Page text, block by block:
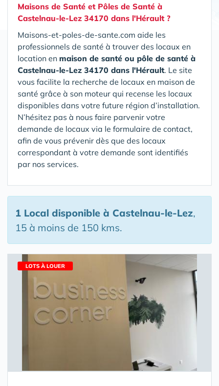
Maisons de Santé et Pôles de Santé à
Castelnau-le-Lez 34170 dans l'Hérault ?
Maisons-et-poles-de-sante.com aide les
professionnels de santé à trouver des locaux en
location en maison de santé ou pôle de santé à
Castelnau-le-Lez 34170 dans l'Hérault. Le site
vous facilite la recherche de locaux en maison de
santé grâce à son moteur qui recense les locaux
disponibles dans votre future région d’installation.
N’hésitez pas à nous faire parvenir votre
demande de locaux via le formulaire de contact,
afin de vous prévenir dès que des locaux
correspondant à votre demande sont identifiés
par nos services.
1 Local disponible à Castelnau-le-Lez,
15 à moins de 150 kms.
LOTS À LOUER